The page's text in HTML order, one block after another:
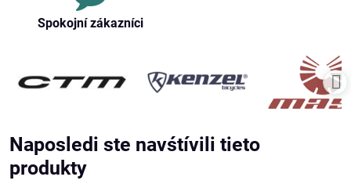
Spokojní zákazníci
Naposledi ste navśtívili tieto
produkty